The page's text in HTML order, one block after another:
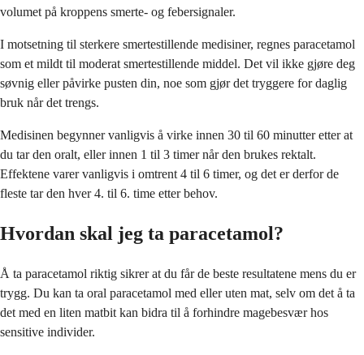
volumet på kroppens smerte- og febersignaler.
I motsetning til sterkere smertestillende medisiner, regnes paracetamol
som et mildt til moderat smertestillende middel. Det vil ikke gjøre deg
søvnig eller påvirke pusten din, noe som gjør det tryggere for daglig
bruk når det trengs.
Medisinen begynner vanligvis å virke innen 30 til 60 minutter etter at
du tar den oralt, eller innen 1 til 3 timer når den brukes rektalt.
Effektene varer vanligvis i omtrent 4 til 6 timer, og det er derfor de
fleste tar den hver 4. til 6. time etter behov.
Hvordan skal jeg ta paracetamol?
Å ta paracetamol riktig sikrer at du får de beste resultatene mens du er
trygg. Du kan ta oral paracetamol med eller uten mat, selv om det å ta
det med en liten matbit kan bidra til å forhindre magebesvær hos
sensitive individer.